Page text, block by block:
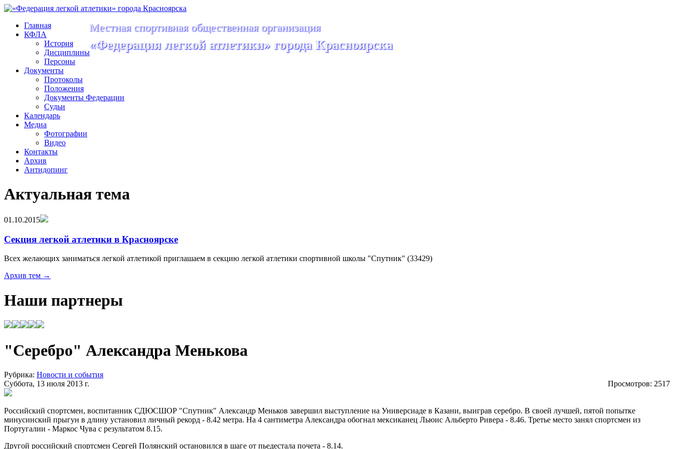
Местная спортивная общественная организация
«Федерация легкой атлетики» города Красноярска
Главная
КФЛА
История
Дисциплины
Персоны
Документы
Протоколы
Положения
Документы Федерации
Судьи
Календарь
Медиа
Фотографии
Видео
Контакты
Архив
Антидопинг
Актуальная тема
01.10.2015
Секция легкой атлетики в Красноярске
Всех желающих заниматься легкой атлетикой приглашаем в секцию легкой атлетики спортивной школы "Спутник" (33429)
Архив тем →
Наши партнеры
"Серебро" Александра Менькова
Рубрика: Новости и события
Суббота, 13 июля 2013 г.
Просмотров: 2517
Российский спортсмен, воспитанник СДЮСШОР "Спутник" Александр Меньков завершил выступление на Универсиаде в Казани, выиграв серебро. В своей лучшей, пятой попытке
минусинский прыгун в длину установил личный рекорд - 8.42 метра. На 4 сантиметра Александра обогнал мексиканец Льюис Альберто Ривера - 8.46. Третье место занял спортсмен из
Португалии - Маркос Чува с результатом 8.15.
Другой российский спортсмен Сергей Полянский остановился в шаге от пьедестала почета - 8.14.